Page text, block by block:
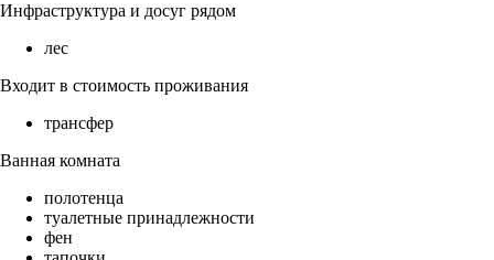
Инфраструктура и досуг рядом
лес
Входит в стоимость проживания
трансфер
Ванная комната
полотенца
туалетные принадлежности
фен